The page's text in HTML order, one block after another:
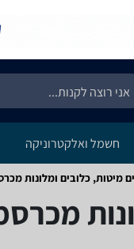
חשמל ואלקטרוניקה
כלובים ומלונות ‏מכרסמים
‏50